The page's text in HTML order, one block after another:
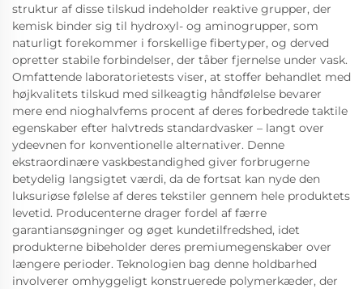
struktur af disse tilskud indeholder reaktive grupper, der
kemisk binder sig til hydroxyl- og aminogrupper, som
naturligt forekommer i forskellige fibertyper, og derved
opretter stabile forbindelser, der tåber fjernelse under vask.
Omfattende laboratorietests viser, at stoffer behandlet med
højkvalitets tilskud med silkeagtig håndfølelse bevarer
mere end nioghalvfems procent af deres forbedrede taktile
egenskaber efter halvtreds standardvasker – langt over
ydeevnen for konventionelle alternativer. Denne
ekstraordinære vaskbestandighed giver forbrugerne
betydelig langsigtet værdi, da de fortsat kan nyde den
luksuriøse følelse af deres tekstiler gennem hele produktets
levetid. Producenterne drager fordel af færre
garantiansøgninger og øget kundetilfredshed, idet
produkterne bibeholder deres premiumegenskaber over
længere perioder. Teknologien bag denne holdbarhed
involverer omhyggeligt konstruerede polymerkæder, der